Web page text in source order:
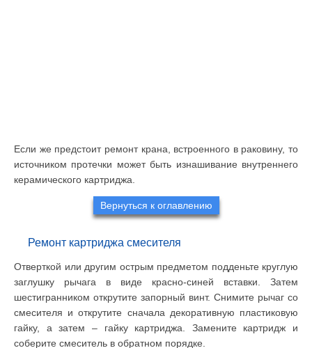
Если же предстоит ремонт крана, встроенного в раковину, то
источником протечки может быть изнашивание внутреннего
керамического картриджа.
Вернуться к оглавлению
Ремонт картриджа смесителя
Отверткой или другим острым предметом подденьте круглую
заглушку рычага в виде красно-синей вставки. Затем
шестигранником открутите запорный винт. Снимите рычаг со
смесителя и открутите сначала декоративную пластиковую
гайку, а затем – гайку картриджа. Замените картридж и
соберите смеситель в обратном порядке.